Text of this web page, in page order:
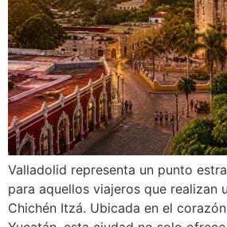
Valladolid representa un punto
para aquellos viajeros que realizan
Chichén Itzá. Ubicada en el